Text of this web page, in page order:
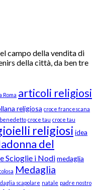
campo della vendita di
della città, da ben tre
Roma articoli religiosi
religiosa croce francescana
croce tau croce tau
religiosi idea
del
Scioglie i Nodimedaglia
Medaglia
scapolare natale padre nostro